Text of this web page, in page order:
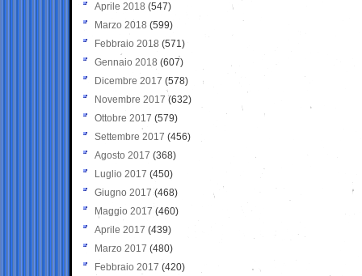
Aprile 2018 (547)
Marzo 2018 (599)
Febbraio 2018 (571)
Gennaio 2018 (607)
Dicembre 2017 (578)
Novembre 2017 (632)
Ottobre 2017 (579)
Settembre 2017 (456)
Agosto 2017 (368)
Luglio 2017 (450)
Giugno 2017 (468)
Maggio 2017 (460)
Aprile 2017 (439)
Marzo 2017 (480)
Febbraio 2017 (420)